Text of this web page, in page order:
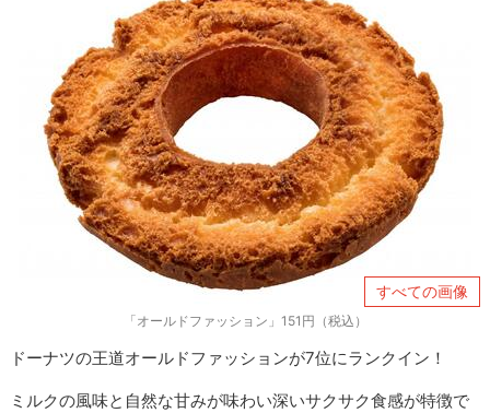
すべての画像
「オールドファッション」151円（税込）
ドーナツの王道オールドファッションが7位にランクイン！
ミルクの風味と自然な甘みが味わい深いサクサク食感が特徴で